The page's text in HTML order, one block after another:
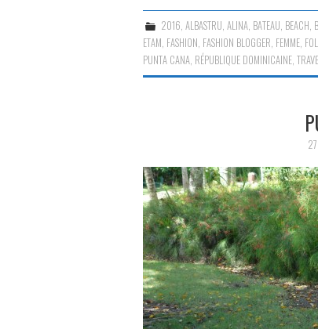
2016 ,ALBASTRU ,ALINA BATEAU BEACH
ETAM FASHION FASHION BLOGGER FEMME
PUNTA CANA RÉPUBLIQUE DOMINICAINE